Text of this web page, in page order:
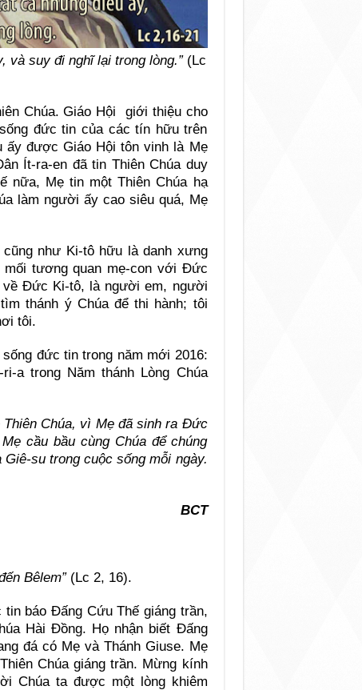
và suy đi nghĩ lại trong lòng.”(Lc
Chúa. Giáo Hội giới thiệu cho
đức tin của các tín hữu trên
được Giáo Hội tôn vinh là Mẹ
Ít-ra-en đã tin Thiên Chúa duy
nữa, Mẹ tin một Thiên Chúa hạ
làm người ấy cao siêu quá, Mẹ
như Ki-tô hữu là danh xưng
tương quan mẹ-con với Đức
về Đức Ki-tô, là người em, người
thánh ý Chúa để thi hành; tôi
tôi.
đức tin trong năm mới 2016:
a trong Năm thánh Lòng Chúa
Chúa, vì Mẹ đã sinh ra Đức
cầu bầu cùng Chúa để chúng
su trong cuộc sống mỗi ngày.
BCT
Bêlem” (Lc 2, 16).
báo Đấng Cứu Thế giáng trần,
Hài Đồng. Họ nhận biết Đấng
đá có Mẹ và Thánh Giuse. Mẹ
Chúa giáng trần. Mừng kính
Chúa ta được một lòng khiêm